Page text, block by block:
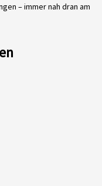
– immer nah dran am